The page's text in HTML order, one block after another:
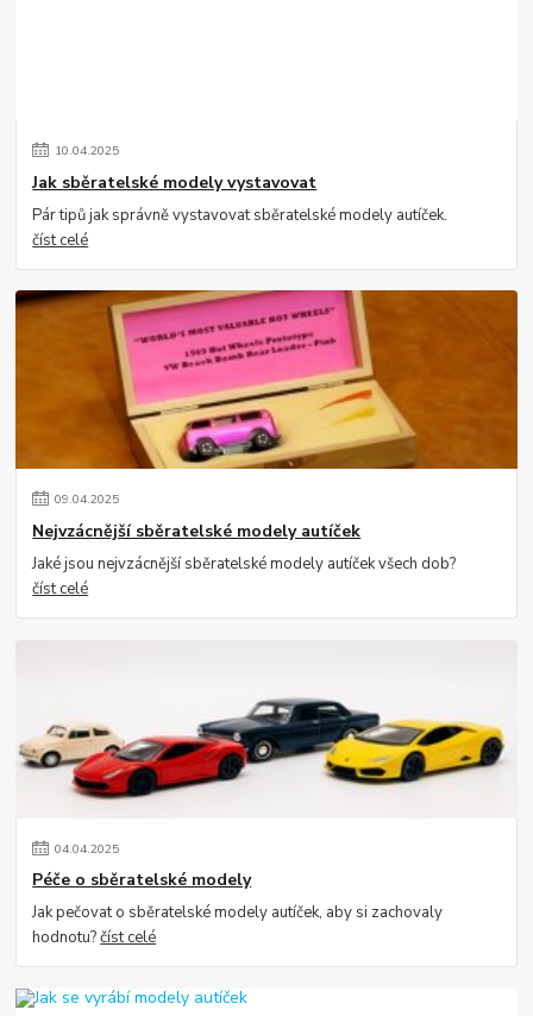
10.04.2025
Jak sběratelské modely vystavovat
Pár tipů jak správně vystavovat sběratelské modely autíček.
číst celé
09.04.2025
Nejvzácnější sběratelské modely autíček
Jaké jsou nejvzácnější sběratelské modely autíček všech dob?
číst celé
04.04.2025
Péče o sběratelské modely
Jak pečovat o sběratelské modely autíček, aby si zachovaly
hodnotu?číst celé